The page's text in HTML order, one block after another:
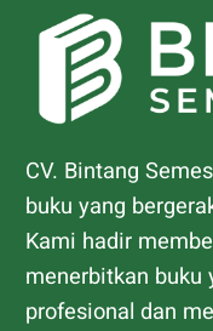
CV. Bintang
buku yang
Kami hadir
menerbitkan buku
profesional dan